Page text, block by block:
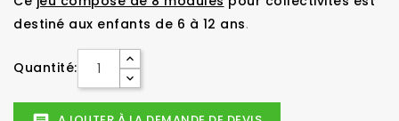
destiné aux enfants de 6 à 12 ans.
Quantité: